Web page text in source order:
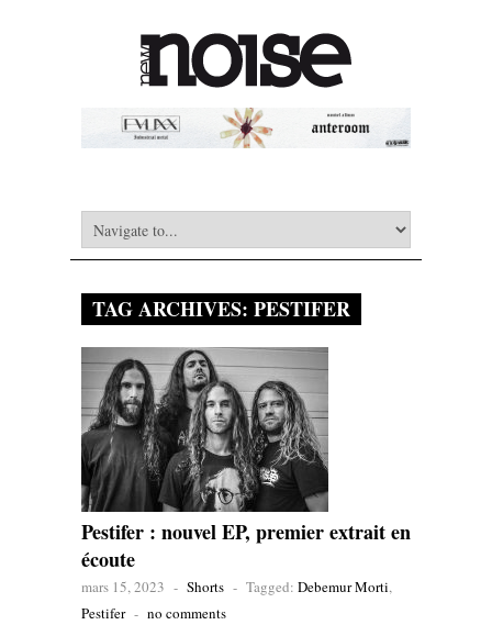
TAG ARCHIVES: PESTIFER
Pestifer : nouvel EP, premier extrait en
écoute
mars 15, 2023 - Shorts - Tagged: Debemur Morti,
Pestifer - no comments